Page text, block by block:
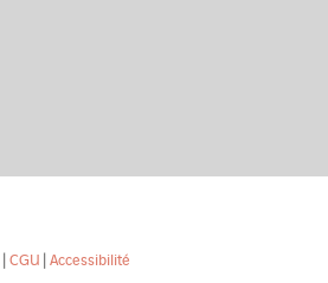
|CGU |Accessibilité